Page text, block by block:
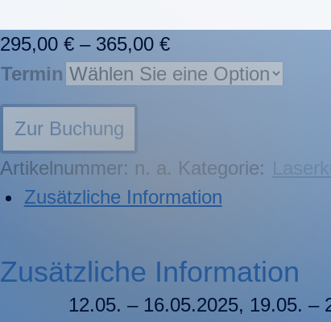
295,00 € – 365,00 €
Termin
Zur Buchung
Artikelnummer: n. a. Kategorie:
Zusätzliche Information
Zusätzliche Information
12.05. – 16.05.2025, 19.05. –